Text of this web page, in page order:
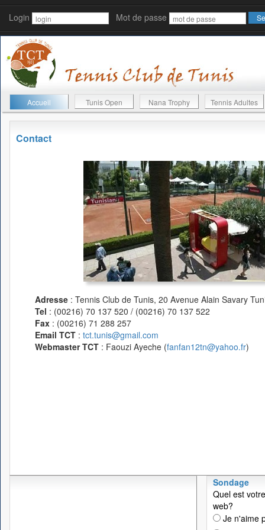
Login Mot de passe
Accueil Tunis Open Nana Trophy Tennis Adultes
Contact
Adresse : Tennis Club de Tunis, 20 Avenue Alain Savary
Tel : (00216) 70 137 520 / (00216) 70 137 522
Fax : (00216) 71 288 257
Email TCT : tct.tunis@gmail.com
Webmaster TCT : Faouzi Ayeche (fanfan12tn@yahoo.fr)
Sondage
Quel est
web?
Je n'aime